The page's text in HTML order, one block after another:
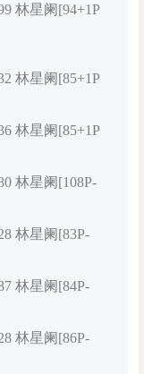
林星阑[94+1P
林星阑[85+1P
林星阑[85+1P
林星阑[108P-
林星阑[83P-
林星阑[84P-
林星阑[86P-